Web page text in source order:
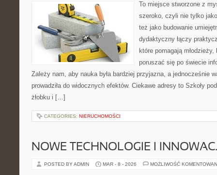
To miejsce stworzone z
szeroko, czyli nie tylko
też jako budowanie
dydaktyczny łączy
które pomagają
poruszać się po świecie
Zależy nam, aby nauka była bardziej przyjazna, a jednocześnie
prowadziła do widocznych efektów. Ciekawe adresy to Szkoły
żłobku i […]
CATEGORIES: NIERUCHOMOŚCI
NOWE TECHNOLOGIE I
POSTED BY ADMIN MAR - 8 - 2026 MOŻLIWOŚĆ